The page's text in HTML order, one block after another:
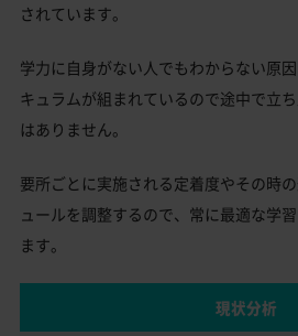
されています。
学力に自身がない人でもわからない原
キュラムが組まれているので途中で立
はありません。
要所ごとに実施される定着度やその時
ュールを調整するので、常に最適な学
ます。
現状分析